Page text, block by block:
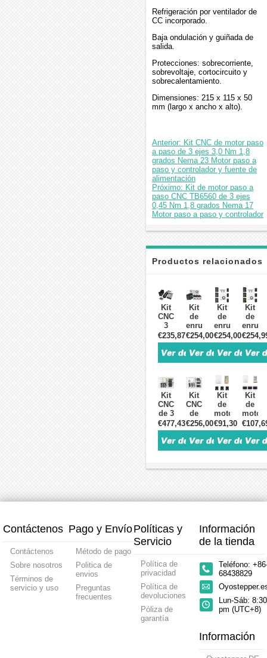
Refrigeración por ventilador de
CC incorporado.
Baja ondulación y guiñada de
salida.
Protecciones: sobrecorriente,
sobrevoltaje, cortocircuito y
sobrecalentamiento.
Dimensiones: 215 x 115 x 50
mm (largo x ancho x alto).
Anterior: Kit CNC de motor paso
a paso de 3 ejes 3,0 Nm 1,8
grados Nema 23 Motor paso a
paso y controlador y fuente de
alimentación
Próximo: Kit de motor paso a
paso CNC TB6560 de 3 ejes
0,45 Nm 1,8 grados Nema 17
Motor paso a paso y controlador
Productos relacionados
Kit
CNC
3
Ejes
con
Motor
Paso
Paso
Nema
23
1.8°
3Nm
2
Fases,
Controlador
y
de
€235,87
Kit
de
enrutador
CNC
de 3
ejes
3,0Nm
grados
Nema
23
Motor
paso
a
paso
y
controlador
€254,00
Kit
de
enrutador
de
motor
paso
a
CNC
de 3
ejes
3,0Nm
1,8
grados
Nema
23
Motor
a
controlador
€254,00
Kit
de
CNC
de 3
ejes
3,1Nm
grados
Nema
24
Motor
paso
a
paso
y
Kit
CNC
de 3
ejes
13,0
Nm
1,8
Nema
a
controlador
y
fuente
alimentación
€477,43
Kit
CNC
de
motor
paso
a
paso
ejes
grados
Motor
paso
controlador
fuente
alimentación
€256,00
Kit
de
motor
paso
a
paso
CNC
de 3
1,8
17
Motor
paso
paso
y
controlador
€91,30
Kit
de
motor
paso
a
paso
CNC
ejes
grados
Motor
paso
a
y
Contáctenos
Contáctenos
Sobre nosotros
Términos de
servicio y uso
Pago y Envío
Método de pago
Politica de
envios
Preguntas
frecuentes
Políticas y
Servicio
Política de
privacidad
Política de
devoluciones
Póliza de
garantía
Información
de la tienda
Teléfono:
68438829
Lun-Sáb:
pm (UTC+8)
Información